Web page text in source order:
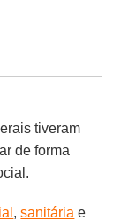
tiveram
de forma
,sanitária e